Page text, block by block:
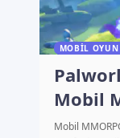
MOBIL
Mobil
çıkacak
Mobil